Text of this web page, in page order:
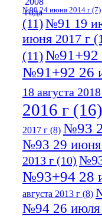
№90 24 июня 2014 г (7)
(11)№91 19
июня 2017 г
(11)№91+92
№91+92 26
18 августа
2016 г (16)
2017 г (8) №93
№93 29 июня
2013 г (10)
№93+94 28
августа 2013 г (8)
№94 26 июля